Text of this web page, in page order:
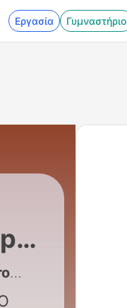
Εργασία Γυμναστήριο
Pop